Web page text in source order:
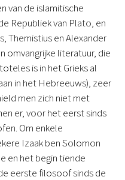
van de islamitische
Republiek van Plato, en
Themistius en Alexander
omvangrijke literatuur, die
is in het Grieks al
in het Hebreeuws), zeer
men zich niet met
er, voor het eerst sinds
Om enkele
Izaak ben Solomon
en het begin tiende
eerste filosoof sinds de